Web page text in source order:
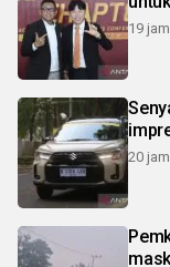
19
20